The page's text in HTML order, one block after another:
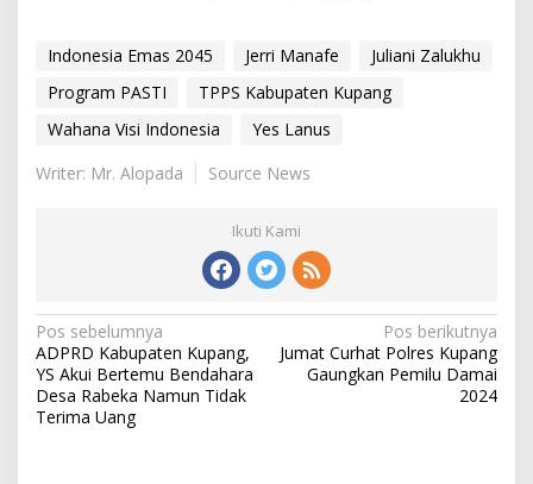
Indonesia Emas 2045 Jerri Manafe
Juliani Zalukhu
Program PASTI
TPPS Kabupaten Kupang
Wahana Visi Indonesia
Yes Lanus
Writer: Mr. Alopada
Source News
Ikuti Kami
N
a
v
i
Pos sebelumnya
ADPRD Kabupaten Kupang,
YS Akui Bertemu Bendahara
Desa Rabeka Namun Tidak
Terima Uang
Pos berikutnya
Jumat Curhat Polres Kupang
Gaungkan Pemilu Damai
2024